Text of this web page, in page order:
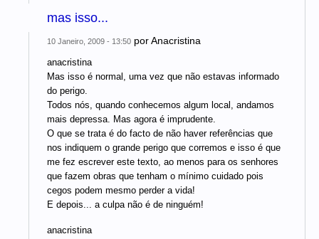
mas isso...
10 Janeiro, 2009 - 13:50 porAnacristina
anacristina
Mas isso é normal, uma vez que não estavas informado
do perigo.
Todos nós, quando conhecemos algum local, andamos
mais depressa. Mas agora é imprudente.
O que se trata é do facto de não haver referências que
nos indiquem o grande perigo que corremos e isso é que
me fez escrever este texto, ao menos para os senhores
que fazem obras que tenham o mínimo cuidado pois
cegos podem mesmo perder a vida!
E depois... a culpa não é de ninguém!
anacristina